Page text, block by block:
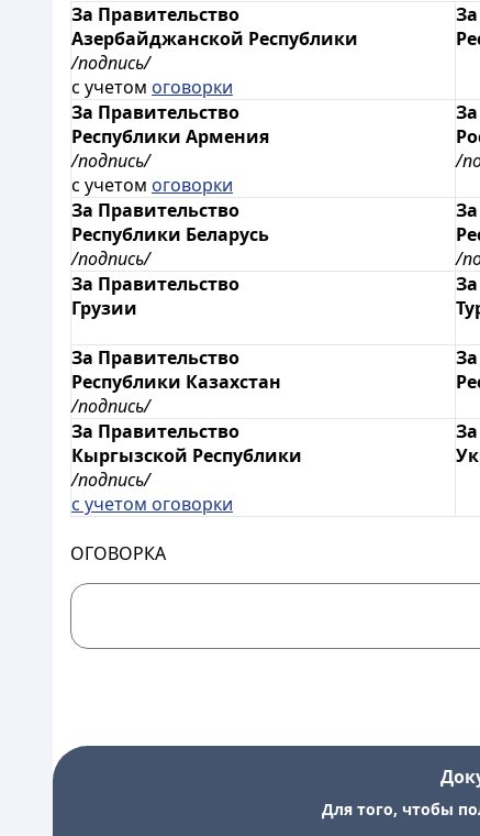
За Правительство
Азербайджанской Республики
/подпись/
с учетом оговорки
За Правительство
Республики Армения
/подпись/
с учетом оговорки
/
За Правительство
Республики Беларусь
/подпись/
/
За Правительство
Грузии
За Правительство
Республики Казахстан
/подпись/
За Правительство
Кыргызской Республики
/подпись/
с учетом оговорки
ОГОВОРКА
Для того, чтобы